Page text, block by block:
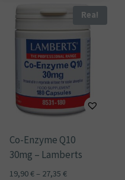
Rea!
Co-Enzyme Q10
30mg – Lamberts
19,90€– 27,35 €Prisintervall: